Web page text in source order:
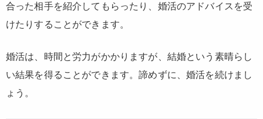
合った相手を紹介してもらったり、婚活のアドバイスを受
けたりすることができます。
婚活は、時間と労力がかかりますが、結婚という素晴らし
い結果を得ることができます。諦めずに、婚活を続けまし
ょう。